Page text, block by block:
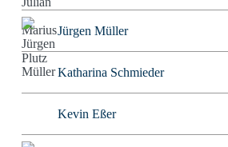
Jürgen Müller
Katharina Schmieder
Kevin Eßer